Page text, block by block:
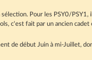
Pour les PSY0/
c'est fait par un ancien
de début Juin à mi-Juillet,